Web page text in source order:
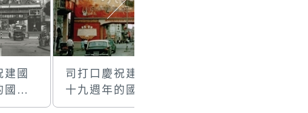
建國
國慶
司打口慶祝建國
十九週年的國慶
牌樓